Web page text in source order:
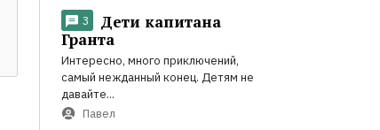
3
Дети капитана
Гранта
Интересно, много приключений,
самый нежданный конец. Детям не
давайте...
Павел